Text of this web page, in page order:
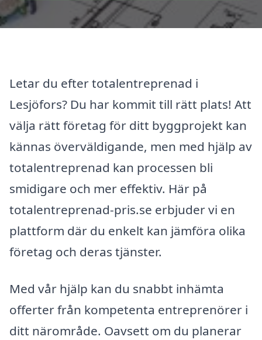
Letar du efter totalentreprenad i
Lesjöfors? Du har kommit till rätt plats! Att
välja rätt företag för ditt byggprojekt kan
kännas överväldigande, men med hjälp av
totalentreprenad kan processen bli
smidigare och mer effektiv. Här på
totalentreprenad-pris.se erbjuder vi en
plattform där du enkelt kan jämföra olika
företag och deras tjänster.
Med vår hjälp kan du snabbt inhämta
offerter från kompetenta entreprenörer i
ditt närområde. Oavsett om du planerar